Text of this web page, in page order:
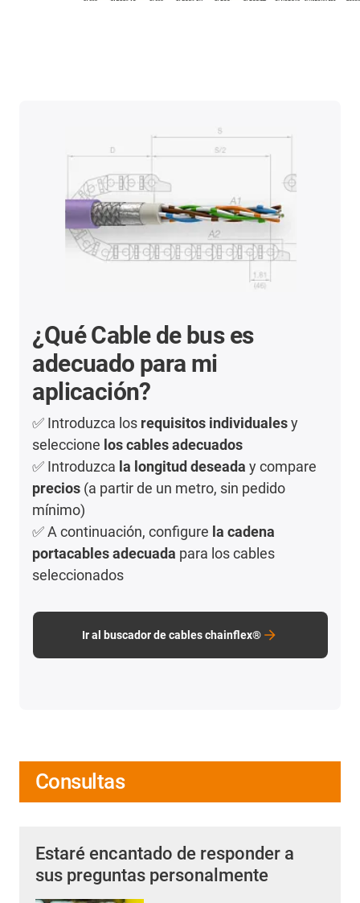
¿Qué Cable de bus es
adecuado para mi
aplicación?
✅ Introduzca los requisitos individualesy
seleccione los cables adecuados
✅ Introduzca la longitud deseada y compare
precios (a partir de un metro, sin pedido
mínimo)
✅A continuación, configure la cadena
portacables adecuada para los cables
seleccionados
Ir al buscador de cables chainflex®
Consultas
Estaré encantado de responder a
sus preguntas personalmente